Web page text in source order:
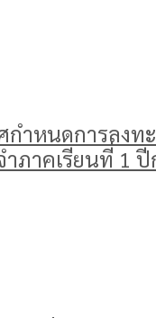
ำหนดการลงท
ำภาคเรียนที่ 1